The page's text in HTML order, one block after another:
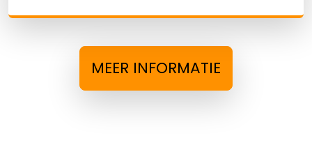
MEER INFORMATIE